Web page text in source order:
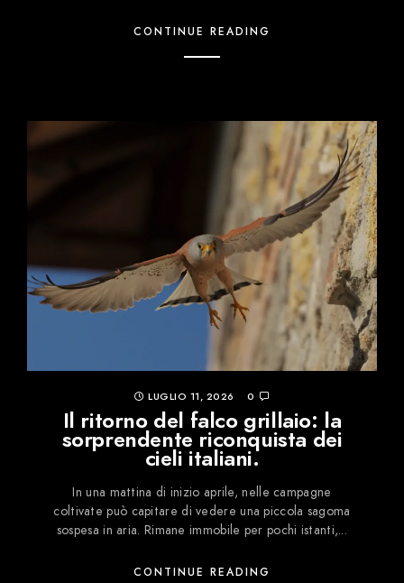
CONTINUE READING
LUGLIO 11, 2026 0
Il ritorno del falco grillaio: la
sorprendente riconquista dei
cieli italiani.
In una mattina di inizio aprile, nelle campagne
coltivate può capitare di vedere una piccola sagoma
sospesa in aria. Rimane immobile per pochi istanti,...
CONTINUE READING